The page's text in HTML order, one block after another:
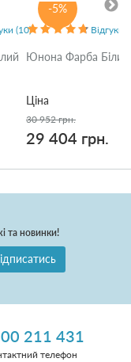
-5%
(10) Відгуки
Юнона Фарба Білий
Ціна
30 952 грн.
29 404 грн.
та новинки!
211 431
телефон